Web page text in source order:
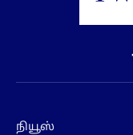
நியூஸ்